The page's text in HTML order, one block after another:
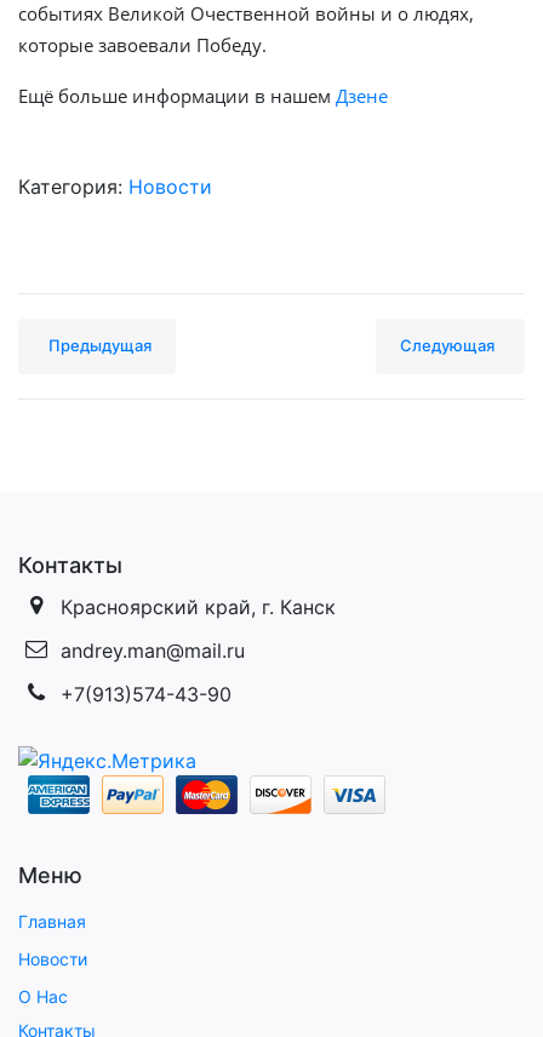
событиях Великой Очественной войны и о людях,
которые завоевали Победу.
Ещё больше информации в нашем Дзене
Категория: Новости
Предыдущая Следующая
Контакты
Красноярский край, г. Канск
andrey.man@mail.ru
+7(913)574-43-90
Меню
Главная
Новости
О Нас
Контакты